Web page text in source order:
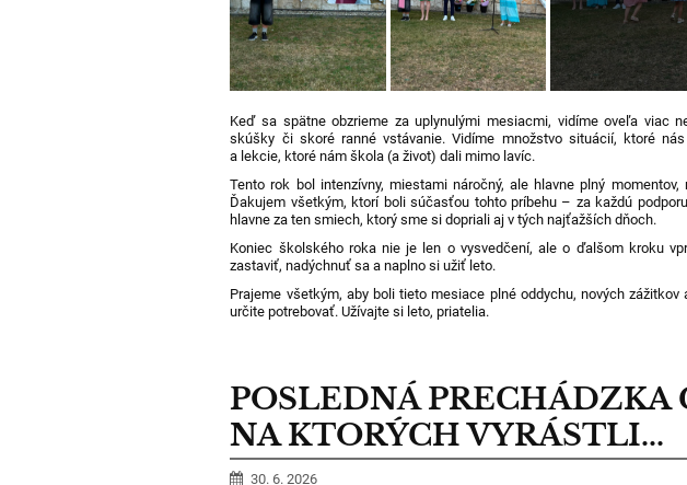
Keď sa spätne obzrieme za uplynulými mesiacmi, vidíme oveľa viac
skúšky či skoré ranné vstávanie. Vidíme množstvo situácií, ktoré
a lekcie, ktoré nám škola (a život) dali mimo lavíc.
Tento rok bol intenzívny, miestami náročný, ale hlavne plný
Ďakujem všetkým, ktorí boli súčasťou tohto príbehu – za každú
hlavne za ten smiech, ktorý sme si dopriali aj v tých najťažších dňoch.
Koniec školského roka nie je len o vysvedčení, ale o ďalšom kroku
zastaviť, nadýchnuť sa a naplno si užiť leto.
Prajeme všetkým, aby boli tieto mesiace plné oddychu, nových
určite potrebovať. Užívajte si leto, priatelia.
POSLEDNÁ
NA KTORÝCH VYRÁSTLI...
30. 6. 2026